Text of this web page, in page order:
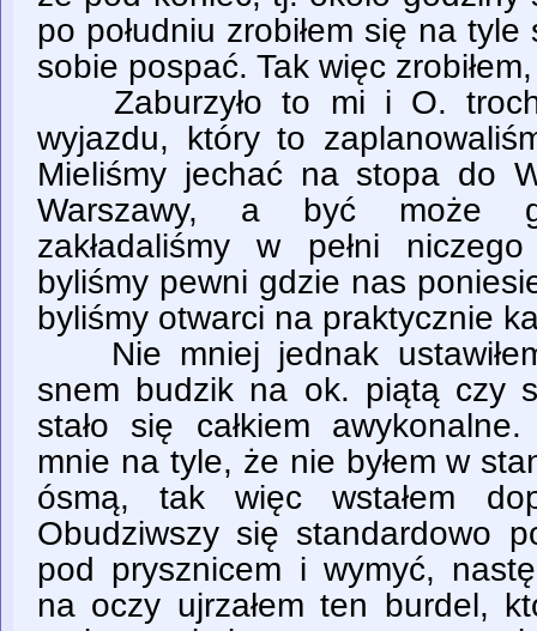
po południu zrobiłem się na tyle
sobie pospać. Tak więc
Zaburzyło to mi i O.
wyjazdu, który to
Mieliśmy jechać na stopa do
Warszawy, a być może
zakładaliśmy w pełni
byliśmy pewni gdzie nas
byliśmy otwarci na praktycznie
Nie mniej jednak
snem budzik na ok. piątą czy
stało się całkiem
mnie na tyle, że nie byłem w
ósmą, tak więc wstałem
Obudziwszy się standardowo
pod prysznicem i wymyć,
na oczy ujrzałem ten burdel,